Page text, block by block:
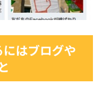
はブログや